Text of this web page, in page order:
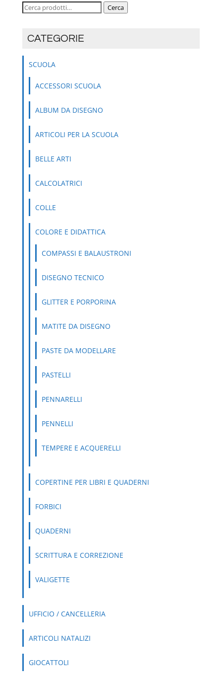
Cerca: Cerca
CATEGORIE
SCUOLA
ACCESSORI SCUOLA
ALBUM DA DISEGNO
ARTICOLI PER LA SCUOLA
BELLE ARTI
CALCOLATRICI
COLLE
COLORE E DIDATTICA
COMPASSI E BALAUSTRONI
DISEGNO TECNICO
GLITTER E PORPORINA
MATITE DA DISEGNO
PASTE DA MODELLARE
PASTELLI
PENNARELLI
PENNELLI
TEMPERE E ACQUERELLI
COPERTINE PER LIBRI E QUADERNI
FORBICI
QUADERNI
SCRITTURA E CORREZIONE
VALIGETTE
UFFICIO / CANCELLERIA
ARTICOLI NATALIZI
GIOCATTOLI